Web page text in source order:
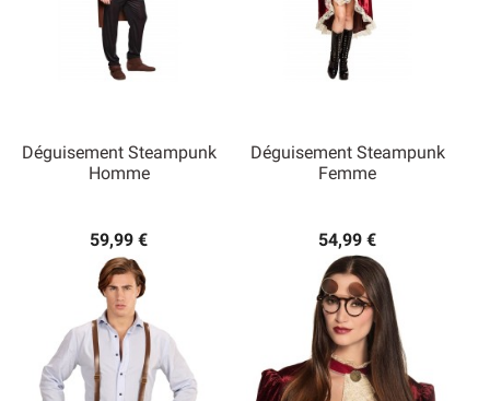
Déguisement Steampunk
Homme
59,99 €
Déguisement Steampunk
Femme
54,99 €